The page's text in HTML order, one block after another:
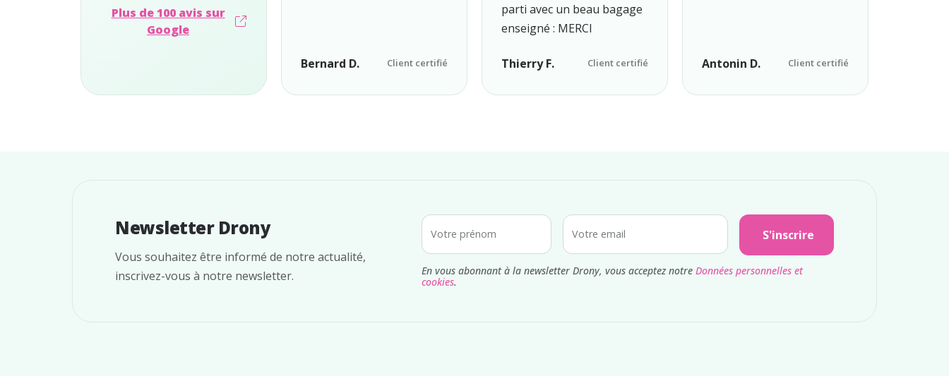
Plus de 100 avis sur
Google
Bernard D. Client certifié
parti avec un beau bagage
enseigné : MERCI
Thierry F. Client certifié Antonin D. Client certifié
Newsletter Drony
Vous souhaitez être informé de notre actualité,
inscrivez-vous à notre newsletter.
Votre prénom
Votre email
S'inscrire
En vous abonnant à la newsletter Drony, vous acceptez notreDonnées personnelles et
cookies.